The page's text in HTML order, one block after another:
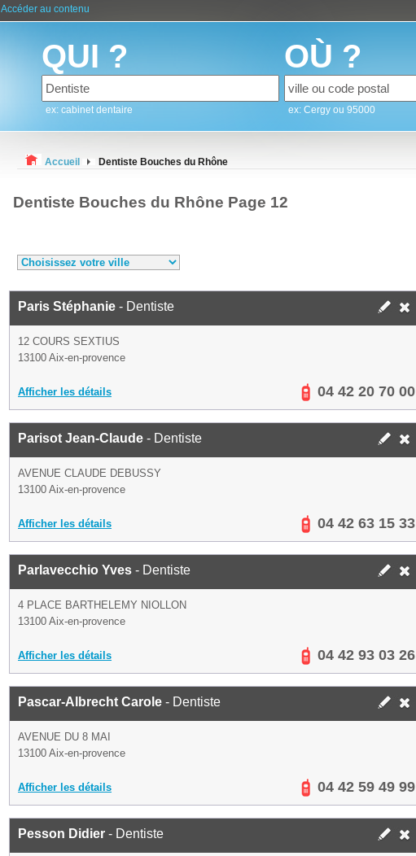
Accéder au contenu
QUI ?
ex: cabinet dentaire
OÙ ?
ex: Cergy ou 95000
Accueil Dentiste Bouches du Rhône
Dentiste Bouches du Rhône Page 12
Paris Stéphanie - Dentiste
12 COURS SEXTIUS
13100 Aix-en-provence
Afficher les détails 04 42 20 70 00
Parisot Jean-Claude - Dentiste
AVENUE CLAUDE DEBUSSY
13100 Aix-en-provence
Afficher les détails 04 42 63 15 33
Parlavecchio Yves - Dentiste
4 PLACE BARTHELEMY NIOLLON
13100 Aix-en-provence
Afficher les détails 04 42 93 03 26
Pascar-Albrecht Carole - Dentiste
AVENUE DU 8 MAI
13100 Aix-en-provence
Afficher les détails 04 42 59 49 99
Pesson Didier - Dentiste